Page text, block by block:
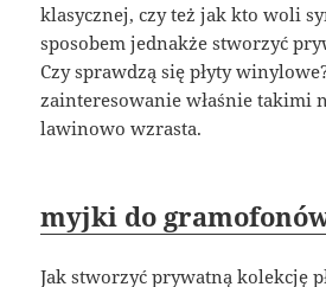
klasycznej, czy też jak kto woli
sposobem jednakże stworzyć
Czy sprawdzą się płyty
zainteresowanie właśnie takimi
lawinowo wzrasta.
myjki do
Jak stworzyć prywatną kolekcję